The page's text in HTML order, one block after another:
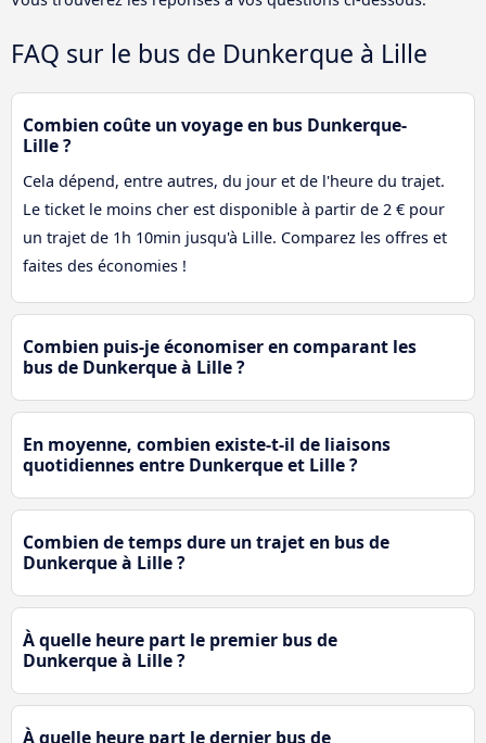
FAQ sur le bus de Dunkerque à Lille
Combien coûte un voyage en bus Dunkerque-
Lille ?
Cela dépend, entre autres, du jour et de l'heure du trajet.
Le ticket le moins cher est disponible à partir de 2 € pour
un trajet de 1h 10min jusqu'à Lille. Comparez les offres et
faites des économies !
Combien puis-je économiser en comparant les
bus de Dunkerque à Lille ?
En moyenne, combien existe-t-il de liaisons
quotidiennes entre Dunkerque et Lille ?
Combien de temps dure un trajet en bus de
Dunkerque à Lille ?
À quelle heure part le premier bus de
Dunkerque à Lille ?
À quelle heure part le dernier bus de